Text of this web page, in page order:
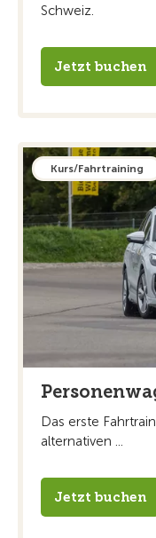
Schweiz.
Jetzt buchen
Kurs/Fahrtraining
Das erste
alternativen ...
Jetzt buchen